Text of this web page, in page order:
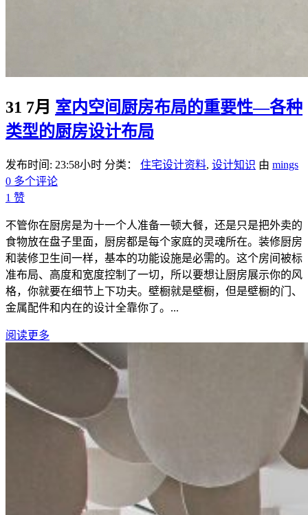
31 7月 室内空间厨房布局的重要性—各种
类型的厨房设计布局
发布时间: 23:58小时 分类： 住宅设计资料, 设计知识 由 mings
0 多个评论
1 赞
不管你在厨房是为十一个人准备一顿大餐，还是只是把外卖的
食物放在盘子里面，厨房都是每个家庭的灵魂所在。装修厨房
和装修卫生间一样，基本的功能设施是必需的。这个房间被标
准布局、高度和宽度控制了一切，所以要想让厨房展示你的风
格，你就要在细节上下功夫。壁橱就是壁橱，但是壁橱的门、
金属配件和内在的设计全靠你了。...
阅读更多